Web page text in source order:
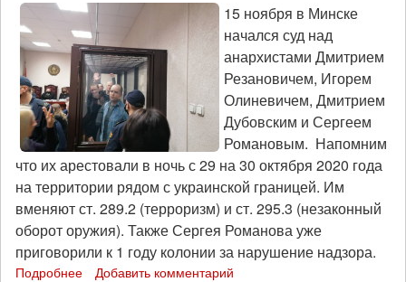
порядка
и
хаоса»,
эпизод
34
(19
декабря
2021)
15 ноября в Минске
начался суд над
анархистами Дмитрием
Резановичем, Игорем
Олиневичем, Дмитрием
Дубовским и Сергеем
Романовым. Напомним
что их арестовали в ночь с 29 на 30 октября 2020 года
на территории рядом с украинской границей. Им
вменяют ст. 289.2 (терроризм) и ст. 295.3 (незаконный
оборот оружия). Также Сергея Романова уже
приговорили к 1 году колонии за нарушение надзора.
Подробнее Добавить комментарий